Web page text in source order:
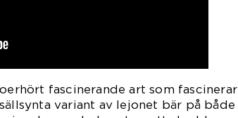
fascinerande art som fascinerar
variant av lejonet bär på både